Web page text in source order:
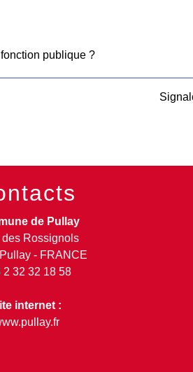
publique ?
de Pullay
des Rossignols
- FRANCE
2 32 32 18 58
internet :